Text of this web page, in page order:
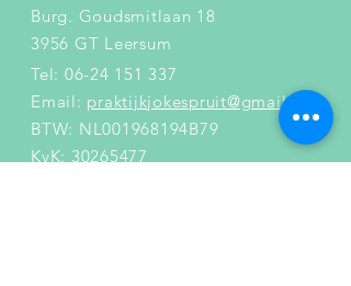
Burg. Goudsmitlaan 18
3956 GT Leersum
Tel: 06-24 151 337
Email: praktijkjokespruit@gmail.com
BTW: NL001968194B79
KvK: 30265477